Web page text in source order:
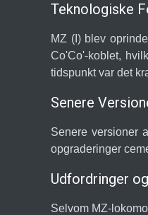
Teknologiske
MZ (I) blev
Co'Co'-koblet,
tidspunkt var det
Senere
Senere versioner
opgraderinger
Udfordringer
Selvom MZ-